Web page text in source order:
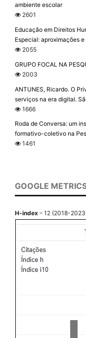
ambiente escolar
2601
Educação em Direitos
Especial: aproximações
2055
GRUPO FOCAL NA
2003
ANTUNES, Ricardo. O
serviços na era digital.
1666
Roda de Conversa: um
formativo-coletivo na
1461
GOOGLE
H-index – 12 (2018-